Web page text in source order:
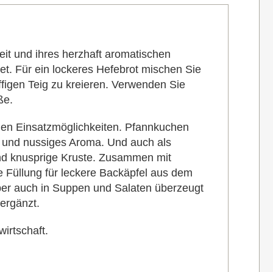
und ihres herzhaft aromatischen
Für ein lockeres Hefebrot mischen Sie
Teig zu kreieren. Verwenden Sie
Einsatzmöglichkeiten. Pfannkuchen
nussiges Aroma. Und auch als
knusprige Kruste. Zusammen mit
für leckere Backäpfel aus dem
auch in Suppen und Salaten überzeugt